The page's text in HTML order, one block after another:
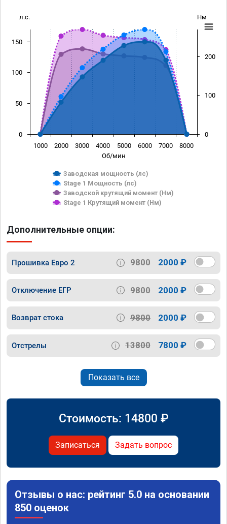
Об/мин
л.с. Нм
Заводская мощность (лс)
Stage 1 Мощность (лс)
Заводской крутящий момент (Нм)
Stage 1 Крутящий момент (Нм)
1000 2000 3000 4000 5000 6000 7000 8000
0
50
100
150
0
100
200
Дополнительные опции:
Прошивка Евро 2 9800 2000 ₽
Отключение ЕГР 9800 2000 ₽
Возврат стока 9800 2000 ₽
Отстрелы 13800 7800 ₽
Показать все
Стоимость: 14800 ₽
Записаться Задать вопрос
Отзывы о нас: рейтинг 5.0 на основании
850 оценок